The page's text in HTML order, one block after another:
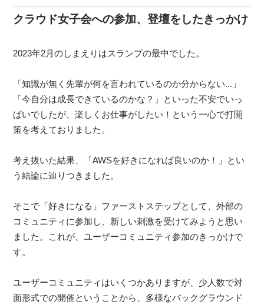
クラウド女子会への参加、登壇をしたきっかけ
2023年2月のしまえりはスランプの最中でした。
「知識が無く先輩が何を言われているのか分からない...」
「今自分は成長できているのかな？」といった不安でいっ
ぱいでしたが、楽しくお仕事がしたい！という一心で打開
策を考えておりました。
考え抜いた結果、「AWSを好きになれば良いのか！」とい
う結論に辿りつきました。
そこで「好きになる」ファーストステップとして、外部の
コミュニティに参加し、新しい刺激を受けてみようと思い
ました。これが、ユーザーコミュニティ参加のきっかけで
す。
ユーザーコミュニティはいくつかありますが、少人数で対
面形式での開催ということから、多様なバックグラウンド